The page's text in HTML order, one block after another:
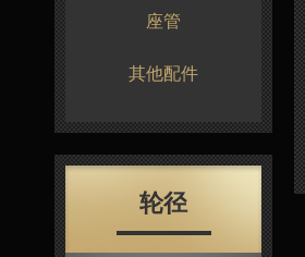
座管
其他配件
轮径